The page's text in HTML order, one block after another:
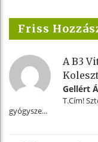
Friss
A B3
Gellért
T.Cím!
gyógysze...